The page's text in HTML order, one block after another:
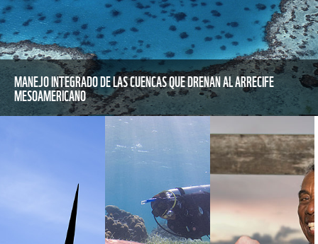
MANEJO INTEGRADO DE LAS CUENCAS QUE DRENAN AL ARRECIFE
MESOAMERICANO